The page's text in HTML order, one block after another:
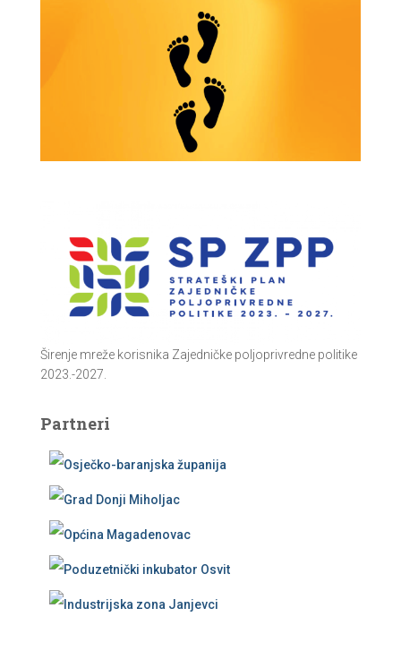
Širenje mreže korisnika Zajedničke poljoprivredne politike
2023.-2027.
Partneri